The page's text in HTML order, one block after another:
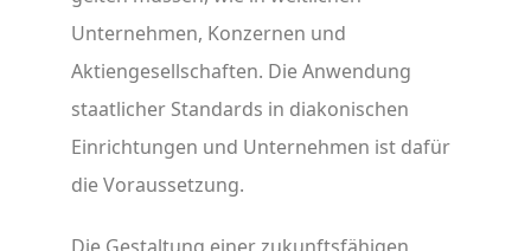
Unternehmen, Konzernen und
Aktiengesellschaften. Die Anwendung
staatlicher Standards in diakonischen
Einrichtungen und Unternehmen ist dafür
die Voraussetzung.